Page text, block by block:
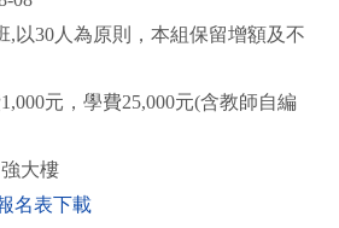
,以30人為原則，本組保留增額及不
元，學費25,000元(含教師自編
大樓
名表下載